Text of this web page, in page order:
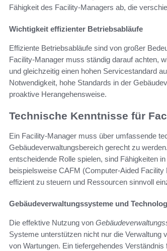
Fähigkeit des Facility-Managers ab, die
Wichtigkeit effizienter Betriebsabläufe
Effiziente Betriebsabläufe sind von großer
Facility-Manager muss ständig darauf achten,
und gleichzeitig einen hohen Servicestandard
Notwendigkeit, hohe Standards in der
proaktive Herangehensweise.
Technische Kenntnisse für
Ein Facility-Manager muss über umfassende
Gebäudeverwaltungsbereich gerecht zu
entscheidende Rolle spielen, sind Fähigkeiten
beispielsweise CAFM (Computer-Aided
effizient zu steuern und Ressourcen sinnvoll
Gebäudeverwaltungssysteme und
Die effektive Nutzung von
Systeme unterstützen nicht nur die Verwaltung
von Wartungen. Ein tiefergehendes